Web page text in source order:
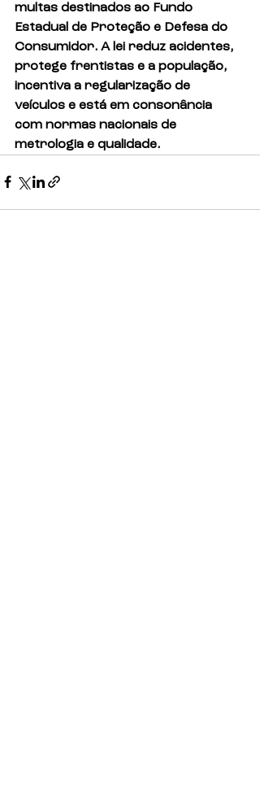
multas destinados ao Fundo
Estadual de Proteção e Defesa do
Consumidor. A lei reduz acidentes,
protege frentistas e a população,
incentiva a regularização de
veículos e está em consonância
com normas nacionais de
metrologia e qualidade.